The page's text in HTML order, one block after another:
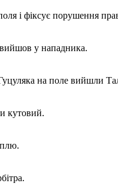
і фіксує порушення
вийшов у нападника.
на поле вийшли
кутовий.